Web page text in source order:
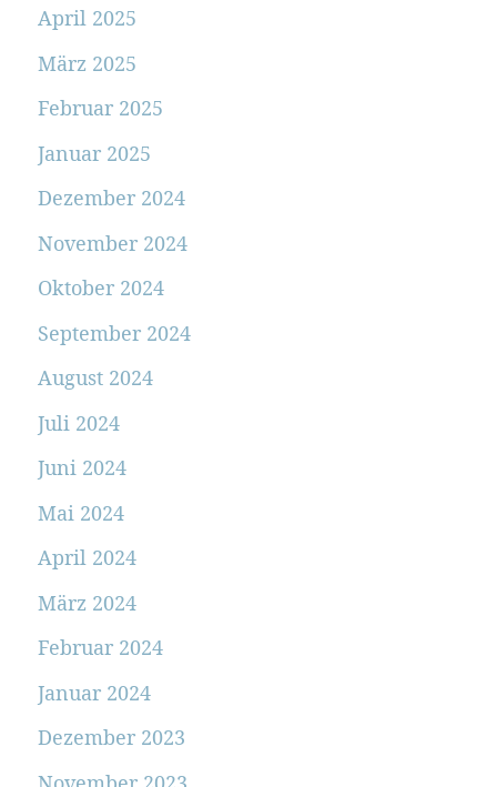
April 2025
März 2025
Februar 2025
Januar 2025
Dezember 2024
November 2024
Oktober 2024
September 2024
August 2024
Juli 2024
Juni 2024
Mai 2024
April 2024
März 2024
Februar 2024
Januar 2024
Dezember 2023